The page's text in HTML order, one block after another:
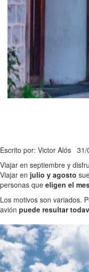
Escrito por: Victor Alós
Viajar en septiembre y
Viajar en julio y agosto
personas que eligen el
Los motivos son variados.
avión puede resultar